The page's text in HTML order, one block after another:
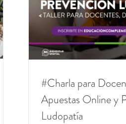
#Charla para
Apuestas Online y
Ludopatía